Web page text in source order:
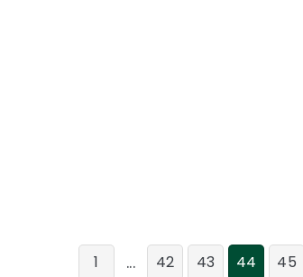
1 ... 42 43 44 45